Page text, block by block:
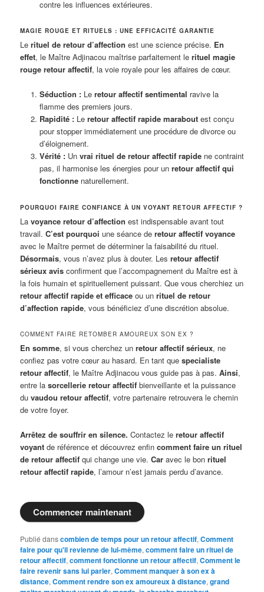
contre les influences extérieures.
MAGIE ROUGE ET RITUELS : UNE EFFICACITÉ GARANTIE
Lerituel de retour d’affection est une science précise. En
effet, le Maître Adjinacou maîtrise parfaitement lerituel magie
rouge retour affectif, la voie royale pour les affaires de cœur.
Séduction :Le retour affectif sentimental ravive la
flamme des premiers jours.
Rapidité :Le retour affectif rapide maraboutest conçu
pour stopper immédiatement une procédure de divorce ou
d’éloignement.
Vérité :Un vrai rituel de retour affectif rapidene contraint
pas, il harmonise les énergies pour un retour affectif qui
fonctionnenaturellement.
POURQUOI FAIRE CONFIANCE À UN VOYANT RETOUR AFFECTIF ?
Lavoyance retour d’affection est indispensable avant tout
travail.C’est pourquoi une séance deretour affectif voyance
avec le Maître permet de déterminer la faisabilité du rituel.
Désormais, vous n’avez plus à douter. Lesretour affectif
sérieux avis confirment que l’accompagnement du Maître est à
la fois humain et spirituellement puissant. Que vous cherchiez un
retour affectif rapide et efficace ou unrituel de retour
d’affection rapide, vous bénéficiez d’une discrétion absolue.
COMMENT FAIRE RETOMBER AMOUREUX SON EX ?
En somme, si vous cherchez unretour affectif sérieux, ne
confiez pas votre cœur au hasard. En tant quespecialiste
retour affectif, le Maître Adjinacou vous guide pas à pas.Ainsi,
entre lasorcellerie retour affectif bienveillante et la puissance
duvaudou retour affectif, votre partenaire retrouvera le chemin
de votre foyer.
Arrêtez de souffrir en silence. Contactez leretour affectif
voyant de référence et découvrez enfincomment faire un rituel
de retour affectif qui change une vie.Car avec le bonrituel
retour affectif rapide, l’amour n’est jamais perdu d’avance.
Commencer maintenant
Publié danscombien de temps pour un retour affectif,Comment
faire pour qu'il revienne de lui-même,comment faire un rituel de
retour affectif,comment fonctionne un retour affectif,Comment le
faire revenir sans lui parler,Comment manquer à son ex à
distance,Comment rendre son ex amoureux à distance,grand